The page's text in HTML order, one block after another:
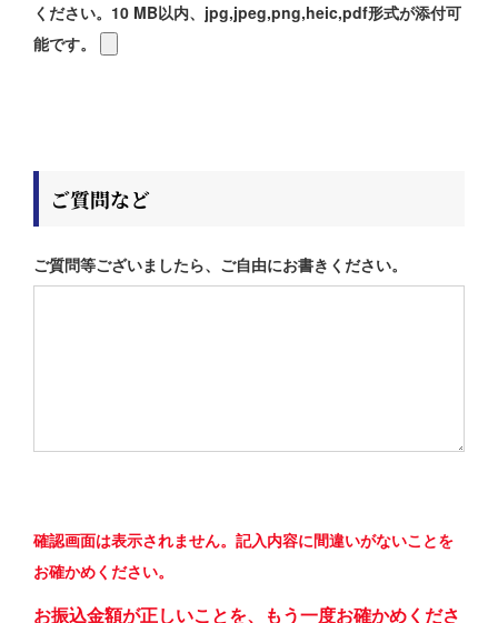
ください。10 MB以内、jpg,jpeg,png,heic,pdf形式が添付可
能です。
ご質問など
ご質問等ございましたら、ご自由にお書きください。
確認画面は表示されません。記入内容に間違いがないことを
お確かめください。
お振込金額が正しいことを、もう一度お確かめくださ